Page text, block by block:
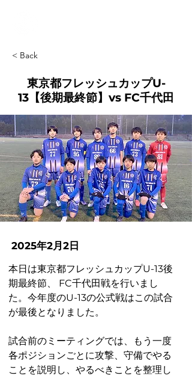
< Back
東京都フレッシュカップU-
13【後期最終節】vs FC千代田
2025年2月2日
本日は東京都フレッシュカップU-13後
期最終節、 FC千代田戦を行いまし
た。今年度のU-13の公式戦はこの試合
が最後となりました。
試合前のミーティングでは、もう一度
各ポジションごとに攻撃、守備でやる
ことを説明し、やるべきことを整理し